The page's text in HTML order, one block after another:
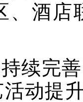
、酒店
续完
动提